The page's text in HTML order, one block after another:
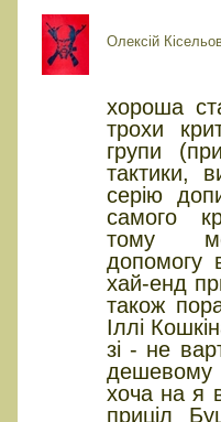
Олексій
хороша
трохи
групи
тактики,
серію
самого
тому
допомогу
хай-енд
також
Іллі
зі - не
дешевому
хоча на я
приціл